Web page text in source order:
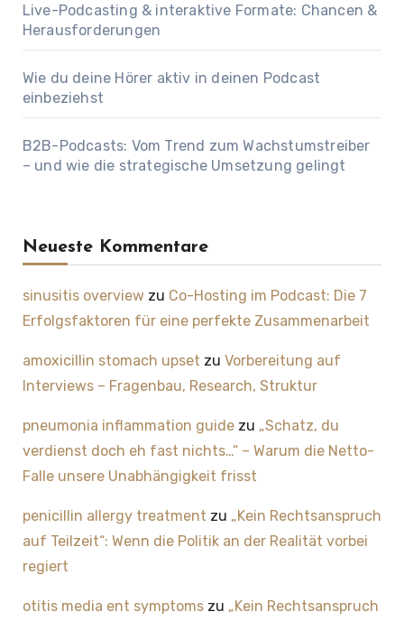
Live-Podcasting & interaktive Formate: Chancen &
Herausforderungen
Wie du deine Hörer aktiv in deinen Podcast
einbeziehst
B2B-Podcasts: Vom Trend zum Wachstumstreiber
– und wie die strategische Umsetzung gelingt
Neueste Kommentare
sinusitis overviewzu Co-Hosting im Podcast: Die 7
Erfolgsfaktoren für eine perfekte Zusammenarbeit
amoxicillin stomach upset zu Vorbereitung auf
Interviews – Fragenbau, Research, Struktur
pneumonia inflammation guidezu „Schatz, du
verdienst doch eh fast nichts…“ – Warum die Netto-
Falle unsere Unabhängigkeit frisst
penicillin allergy treatment zu „Kein Rechtsanspruch
auf Teilzeit“: Wenn die Politik an der Realität vorbei
regiert
otitis media ent symptomszu „Kein Rechtsanspruch